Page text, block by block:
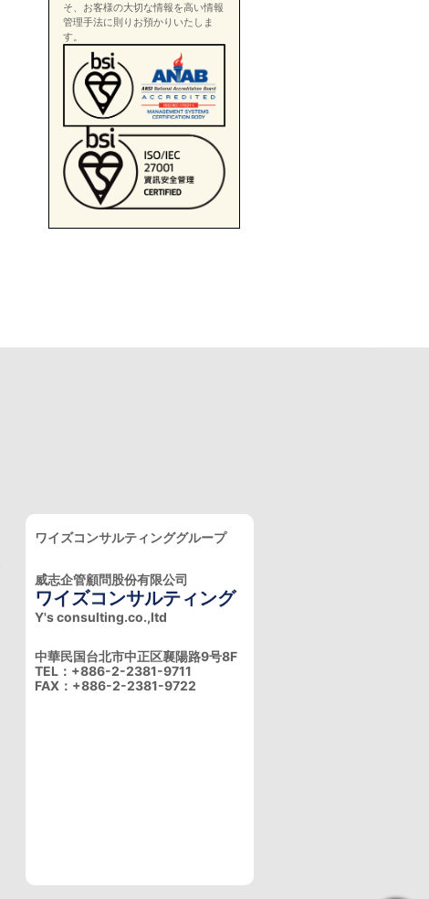
そ、お客様の大切な情報を高い情報
管理手法に則りお預かりいたしま
す。
ワイズコンサルティンググループ
威志企管顧問股份有限公司
ワイズコンサルティング
Y's consulting.co.,ltd
中華民国台北市中正区襄陽路9号8F
TEL：+886-2-2381-9711
FAX：+886-2-2381-9722